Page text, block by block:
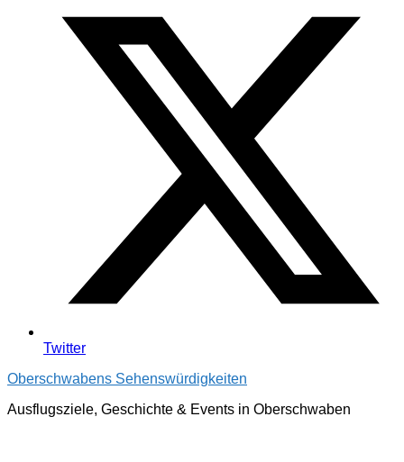
Twitter
Oberschwabens Sehenswürdigkeiten
Ausflugsziele, Geschichte & Events in Oberschwaben